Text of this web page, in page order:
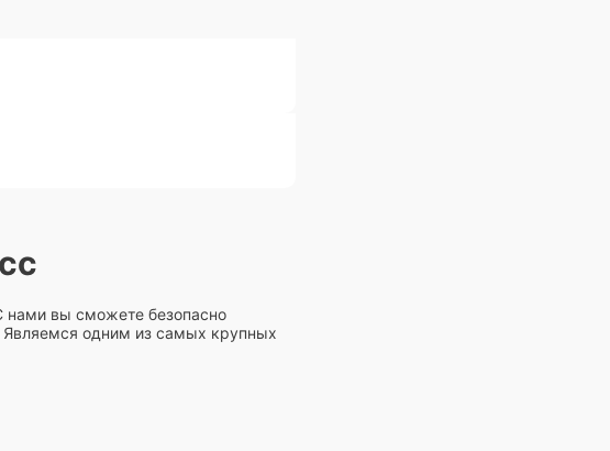
нами вы сможете безопасно
Являемся одним из самых крупных